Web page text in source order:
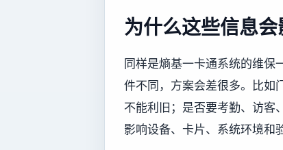
为什么这些信息
同样是熵基一卡通系统的维保
件不同，方案会差很多。比如
不能利旧；是否要考勤、访客
影响设备、卡片、系统环境和